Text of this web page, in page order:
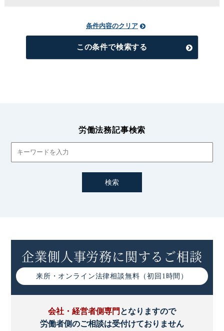
条件内容のクリア
この条件で検索する
労働法務記事検索
企業側人事労務に関するご相談
来所・オンライン法律相談無料（初回1時間）
会社・経営者側専門 となりますので
労働者側のご相談は受付けておりません